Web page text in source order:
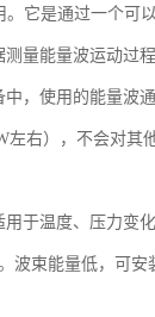
它是通过一个可
量能量波运动过
，使用的能量波
右），不会对其
于温度、压力变
波束能量低，可